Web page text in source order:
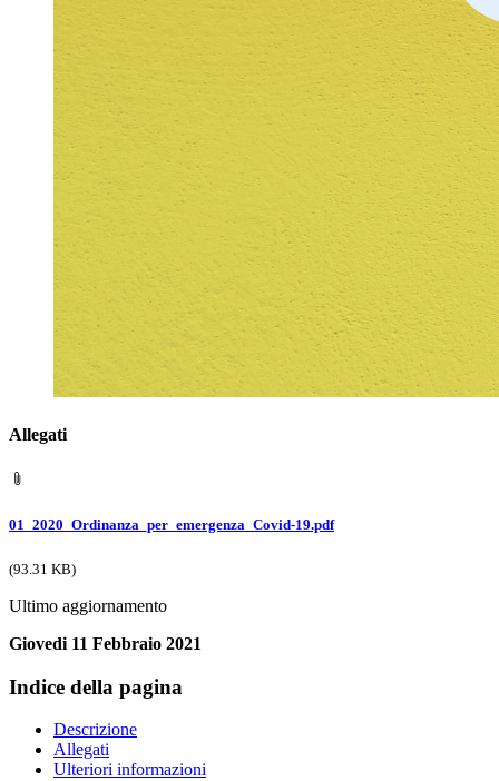
Allegati
01_2020_Ordinanza_per_emergenza_Covid-19.pdf
(93.31 KB)
Ultimo aggiornamento
Giovedi 11 Febbraio 2021
Indice della pagina
Descrizione
Allegati
Ulteriori informazioni